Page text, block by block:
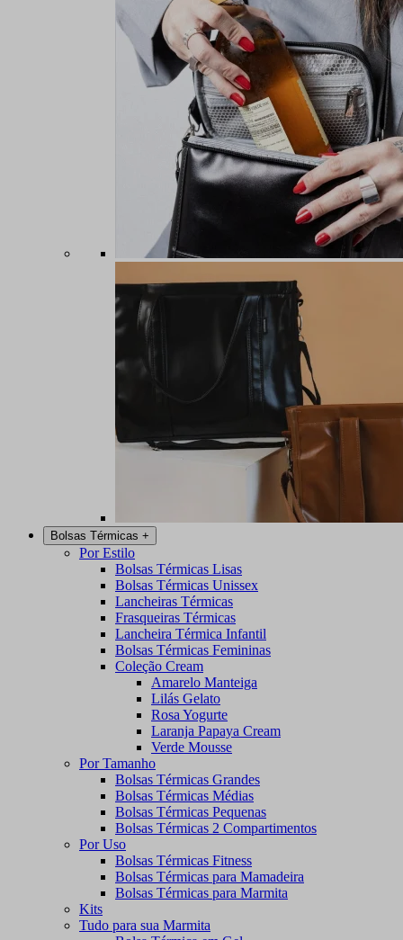
Bolsas Térmicas +
Por Estilo
Bolsas Térmicas Lisas
Bolsas Térmicas Unissex
Lancheiras Térmicas
Frasqueiras Térmicas
Lancheira Térmica Infantil
Bolsas Térmicas Femininas
Coleção Cream
Amarelo Manteiga
Lilás Gelato
Rosa Yogurte
Laranja Papaya Cream
Verde Mousse
Por Tamanho
Bolsas Térmicas Grandes
Bolsas Térmicas Médias
Bolsas Térmicas Pequenas
Bolsas Térmicas 2 Compartimentos
Por Uso
Bolsas Térmicas Fitness
Bolsas Térmicas para Mamadeira
Bolsas Térmicas para Marmita
Kits
Tudo para sua Marmita